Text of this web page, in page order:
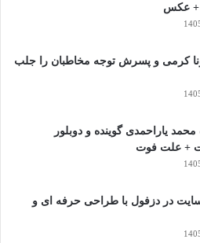
+ عکس
کرمی و پسرش توجه مخاطبان را جلب
یاراحمدی گوینده و دوبلور
+ علت فوت
در دزفول با طراحی حرفه‌ ای و